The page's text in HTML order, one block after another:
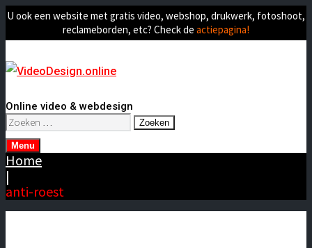
U ook een website met gratis video, webshop, drukwerk, fotoshoot,
reclameborden, etc? Check de actiepagina!
Online video & webdesign
Zoeken
naar:
Menu
Home
|
anti-roest